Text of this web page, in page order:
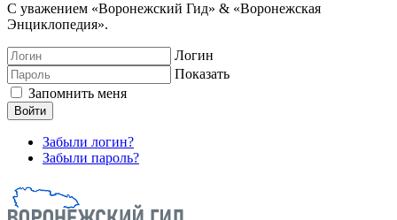
С уважением «Воронежский Гид» & «Воронежская
Энциклопедия».
Логин
Показать
Запомнить меня
Войти
Забыли логин?
Забыли пароль?